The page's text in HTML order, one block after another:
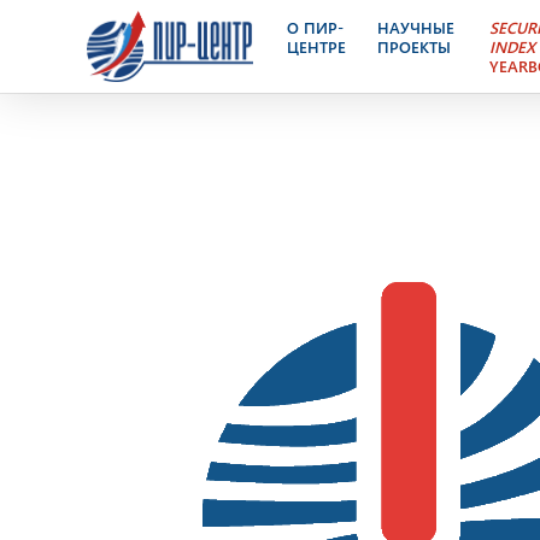
О ПИР-
ЦЕНТРЕ
НАУЧНЫЕ
ПРОЕКТЫ
INDEX
Ядерный Контроль –